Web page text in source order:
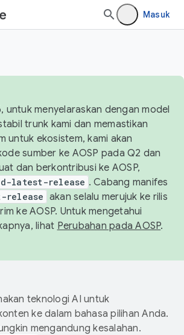
Masuk
untuk menyelaraskan dengan model
trunk kami dan memastikan
untuk ekosistem, kami akan
sumber ke AOSP pada Q2 dan
dan berkontribusi ke AOSP,
latest-release . Cabang manifes
release akan selalu merujuk ke rilis
ke AOSP. Untuk mengetahui
lihat Perubahan pada AOSP.
teknologi AI untuk
ke dalam bahasa pilihan Anda.
mengandung kesalahan.